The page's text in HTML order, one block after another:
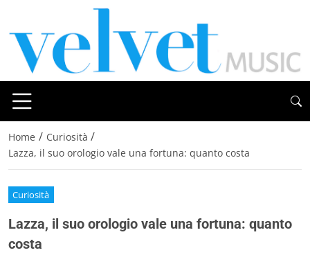
Home / Curiosità /
Lazza, il suo orologio vale una fortuna: quanto costa
Curiosità
Lazza, il suo orologio vale una fortuna: quanto
costa